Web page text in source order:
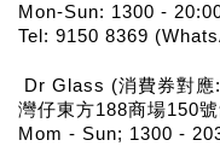
Mon-Sun: 1300 -
Tel: 9150 8369
Dr Glass (消費券對
灣仔東方188商場150
Mom - Sun; 1300 -